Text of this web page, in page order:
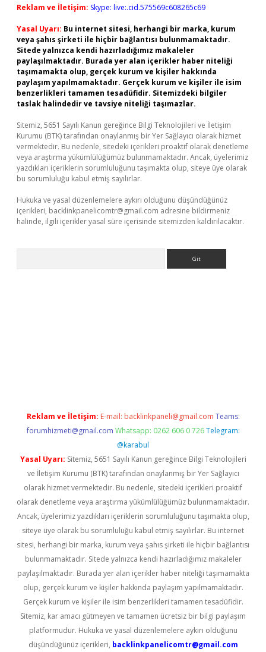
Reklam ve İletişim: Skype: live:.cid.575569c608265c69
Yasal Uyarı: Bu internet sitesi, herhangi bir marka, kurum
veya şahıs şirketi ile hiçbir bağlantısı bulunmamaktadır.
Sitede yalnızca kendi hazırladığımız makaleler
paylaşılmaktadır. Burada yer alan içerikler haber niteliği
taşımamakta olup, gerçek kurum ve kişiler hakkında
paylaşım yapılmamaktadır. Gerçek kurum ve kişiler ile isim
benzerlikleri tamamen tesadüfidir. Sitemizdeki bilgiler
taslak halindedir ve tavsiye niteliği taşımazlar.
Sitemiz, 5651 Sayılı Kanun gereğince Bilgi Teknolojileri ve İletişim
Kurumu (BTK) tarafından onaylanmış bir Yer Sağlayıcı olarak hizmet
vermektedir. Bu nedenle, sitedeki içerikleri proaktif olarak denetleme
veya araştırma yükümlülüğümüz bulunmamaktadır. Ancak, üyelerimiz
yazdıkları içeriklerin sorumluluğunu taşımakta olup, siteye üye olarak
bu sorumluluğu kabul etmiş sayılırlar.
Hukuka ve yasal düzenlemelere aykırı olduğunu düşündüğünüz
içerikleri, backlinkpanelicomtr@gmail.com adresine bildirmeniz
halinde, ilgili içerikler yasal süre içerisinde sitemizden kaldırılacaktır.
Reklam ve İletişim: E-mail: backlinkpaneli@gmail.com Teams:
forumhizmeti@gmail.com Whatsapp: 0262 606 0 726 Telegram:
@karabul
Yasal Uyarı: Sitemiz, 5651 Sayılı Kanun gereğince Bilgi Teknolojileri
ve İletişim Kurumu (BTK) tarafından onaylanmış bir Yer Sağlayıcı
olarak hizmet vermektedir. Bu nedenle, sitedeki içerikleri proaktif
olarak denetleme veya araştırma yükümlülüğümüz bulunmamaktadır.
Ancak, üyelerimiz yazdıkları içeriklerin sorumluluğunu taşımakta olup,
siteye üye olarak bu sorumluluğu kabul etmiş sayılırlar. Bu internet
sitesi, herhangi bir marka, kurum veya şahıs şirketi ile hiçbir bağlantısı
bulunmamaktadır. Sitede yalnızca kendi hazırladığımız makaleler
paylaşılmaktadır. Burada yer alan içerikler haber niteliği taşımamakta
olup, gerçek kurum ve kişiler hakkında paylaşım yapılmamaktadır.
Gerçek kurum ve kişiler ile isim benzerlikleri tamamen tesadüfidir.
Sitemiz, kar amacı gütmeyen ve tamamen ücretsiz bir bilgi paylaşım
platformudur. Hukuka ve yasal düzenlemelere aykırı olduğunu
düşündüğünüz içerikleri, backlinkpanelicomtr@gmail.com